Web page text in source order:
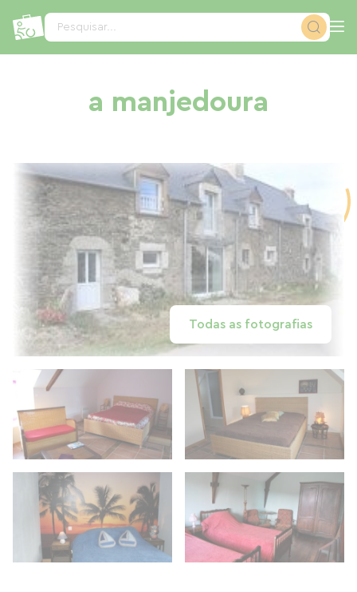
Pesquisar...
a manjedoura
Todas as fotografias
Painel de Gerenciamento de Cookies